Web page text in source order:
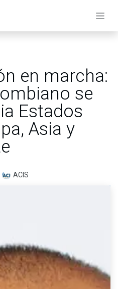
en marcha:
se
Estados
Asia y
ACIS